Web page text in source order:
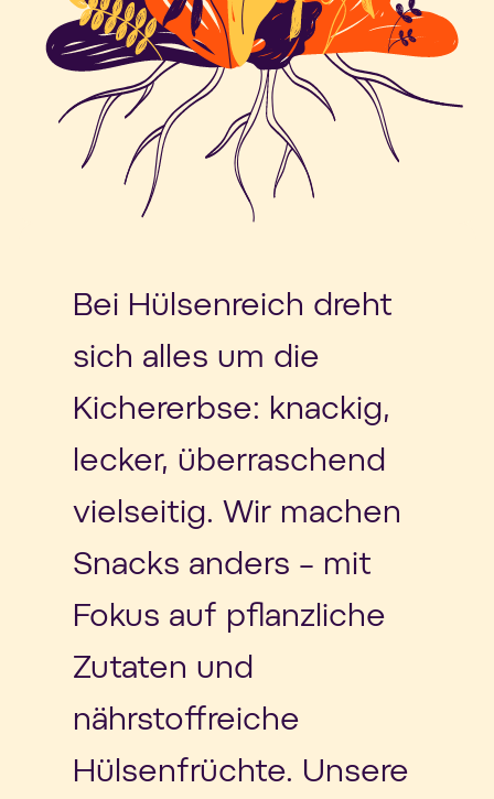
Bei Hülsenreich dreht
sich alles um die
Kichererbse: knackig,
lecker, überraschend
vielseitig. Wir machen
Snacks anders – mit
Fokus auf pflanzliche
Zutaten und
nährstoffreiche
Hülsenfrüchte. Unsere